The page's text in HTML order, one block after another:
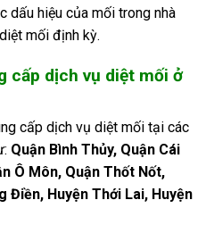
dấu hiệu của mối trong nhà
mối định kỳ.
cấp dịch vụ diệt mối ở
cấp dịch vụ diệt mối tại các
Quận Bình Thủy, Quận Cái
Ô Môn, Quận Thốt Nốt,
Điền, Huyện Thới Lai, Huyện